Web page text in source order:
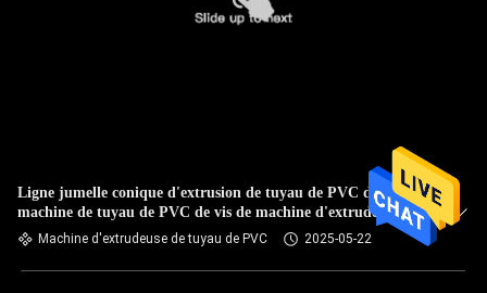
Ligne jumelle conique d'extrusion de tuyau de PVC de
machine de tuyau de PVC de vis de machine d'extrudeuse de
tuyau de PVC
Machine d'extrudeuse de tuyau de PVC 2025-05-22